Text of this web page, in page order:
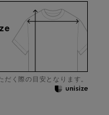
く際の目安となります。